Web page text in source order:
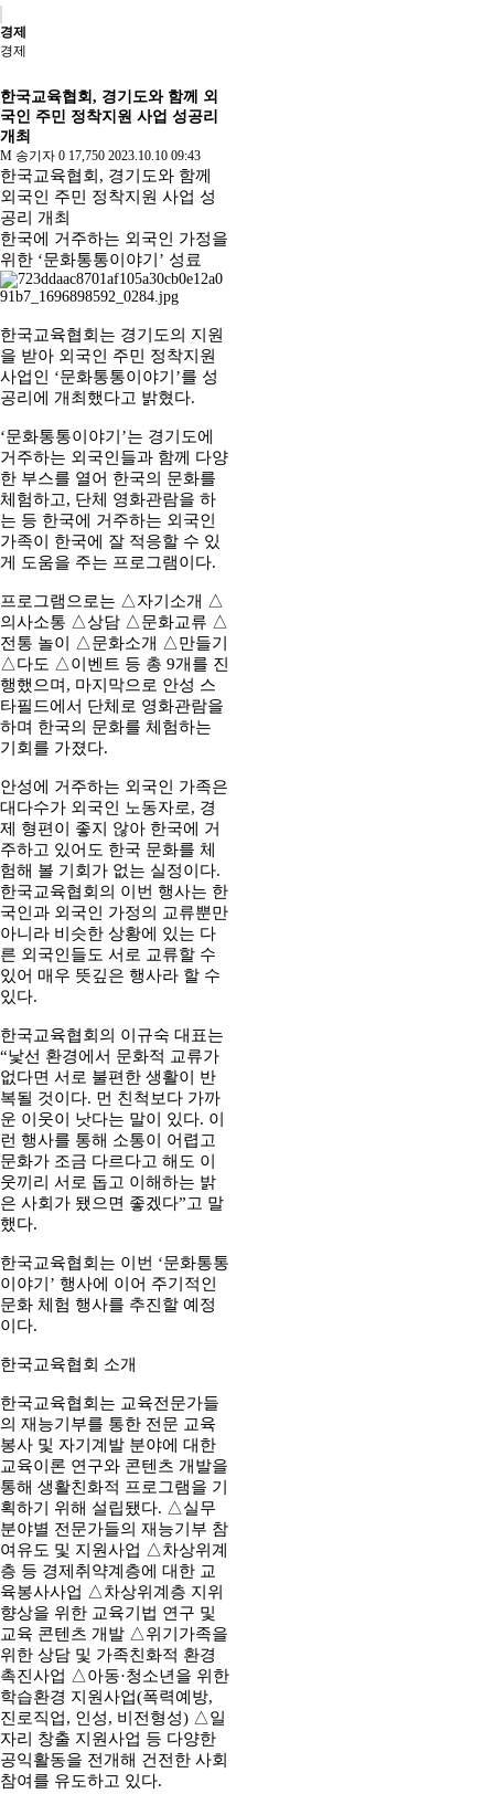
경제
경제
한국교육협회, 경기도와 함께 외
국인 주민 정착지원 사업 성공리
개최
M 송기자 0 17,750 2023.10.10 09:43
한국교육협회, 경기도와 함께
외국인 주민 정착지원 사업 성
공리 개최
한국에 거주하는 외국인 가정을
위한 ‘문화통통이야기’ 성료
한국교육협회는 경기도의 지원
을 받아 외국인 주민 정착지원
사업인 ‘문화통통이야기’를 성
공리에 개최했다고 밝혔다.
‘문화통통이야기’는 경기도에
거주하는 외국인들과 함께 다양
한 부스를 열어 한국의 문화를
체험하고, 단체 영화관람을 하
는 등 한국에 거주하는 외국인
가족이 한국에 잘 적응할 수 있
게 도움을 주는 프로그램이다.
프로그램으로는 △자기소개 △
의사소통 △상담 △문화교류 △
전통 놀이 △문화소개 △만들기
△다도 △이벤트 등 총 9개를 진
행했으며, 마지막으로 안성 스
타필드에서 단체로 영화관람을
하며 한국의 문화를 체험하는
기회를 가졌다.
안성에 거주하는 외국인 가족은
대다수가 외국인 노동자로, 경
제 형편이 좋지 않아 한국에 거
주하고 있어도 한국 문화를 체
험해 볼 기회가 없는 실정이다.
한국교육협회의 이번 행사는 한
국인과 외국인 가정의 교류뿐만
아니라 비슷한 상황에 있는 다
른 외국인들도 서로 교류할 수
있어 매우 뜻깊은 행사라 할 수
있다.
한국교육협회의 이규숙 대표는
“낯선 환경에서 문화적 교류가
없다면 서로 불편한 생활이 반
복될 것이다. 먼 친척보다 가까
운 이웃이 낫다는 말이 있다. 이
런 행사를 통해 소통이 어렵고
문화가 조금 다르다고 해도 이
웃끼리 서로 돕고 이해하는 밝
은 사회가 됐으면 좋겠다”고 말
했다.
한국교육협회는 이번 ‘문화통통
이야기’ 행사에 이어 주기적인
문화 체험 행사를 추진할 예정
이다.
한국교육협회 소개
한국교육협회는 교육전문가들
의 재능기부를 통한 전문 교육
봉사 및 자기계발 분야에 대한
교육이론 연구와 콘텐츠 개발을
통해 생활친화적 프로그램을 기
획하기 위해 설립됐다. △실무
분야별 전문가들의 재능기부 참
여유도 및 지원사업 △차상위계
층 등 경제취약계층에 대한 교
육봉사사업 △차상위계층 지위
향상을 위한 교육기법 연구 및
교육 콘텐츠 개발 △위기가족을
위한 상담 및 가족친화적 환경
촉진사업 △아동·청소년을 위한
학습환경 지원사업(폭력예방,
진로직업, 인성, 비전형성) △일
자리 창출 지원사업 등 다양한
공익활동을 전개해 건전한 사회
참여를 유도하고 있다.